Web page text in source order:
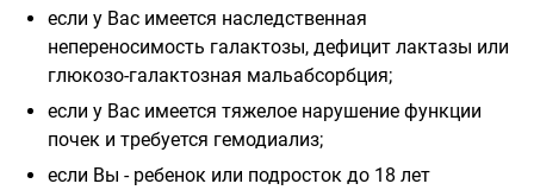
если у Вас имеется наследственная
непереносимость галактозы, дефицит лактазы или
глюкозо-галактозная мальабсорбция;
если у Вас имеется тяжелое нарушение функции
почек и требуется гемодиализ;
если Вы - ребенок или подросток до 18 лет